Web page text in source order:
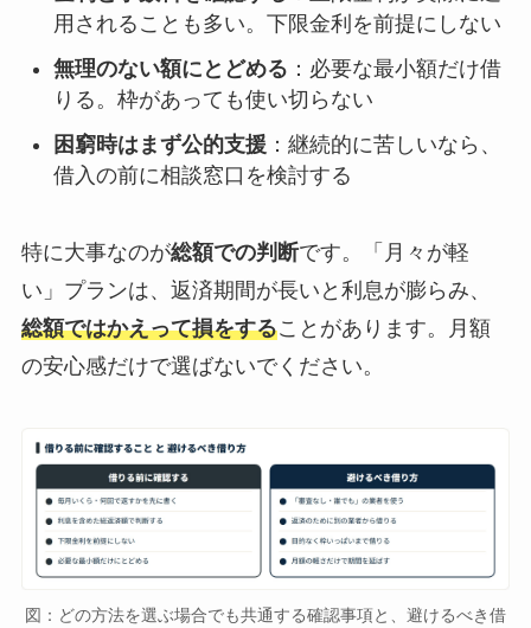
用されることも多い。下限金利を前提にしない
無理のない額にとどめる ：必要な最小額だけ借
りる。枠があっても使い切らない
困窮時はまず公的支援 ：継続的に苦しいなら、
借入の前に相談窓口を検討する
特に大事なのが総額での判断です。「月々が軽
い」プランは、返済期間が長いと利息が膨らみ、
総額ではかえって損をすることがあります。月額
の安心感だけで選ばないでください。
図：どの方法を選ぶ場合でも共通する確認事項と、避けるべき借